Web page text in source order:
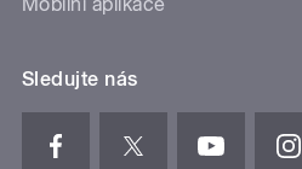
Sledujte nás